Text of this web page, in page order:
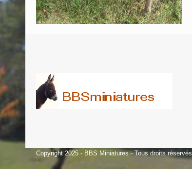
Copyright 2025 - BBS Miniatures - Tous droits réservés